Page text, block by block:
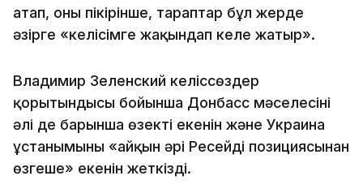
атап, оның пікірінше, тараптар бұл жерде
әзірге «келісімге жақындап келе жатыр».
Владимир Зеленский келіссөздер
қорытындысы бойынша Донбасс мәселесінің
әлі де барынша өзекті екенін және Украина
ұстанымының «айқын әрі Ресейдің позициясынан
өзгеше» екенін жеткізді.